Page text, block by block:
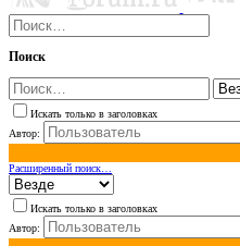
Поиск
Искать только в заголовках
Автор:
Расширенный поиск…
Искать только в заголовках
Автор: